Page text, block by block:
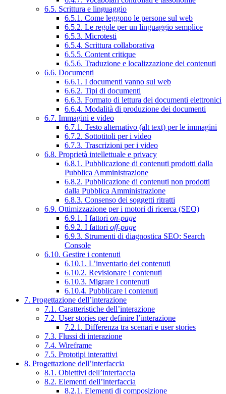
6.5. Scrittura e linguaggio
6.5.1. Come leggono le persone sul web
6.5.2. Le regole per un linguaggio semplice
6.5.3. Microtesti
6.5.4. Scrittura collaborativa
6.5.5. Content critique
6.5.6. Traduzione e localizzazione dei contenuti
6.6. Documenti
6.6.1. I documenti vanno sul web
6.6.2. Tipi di documenti
6.6.3. Formato di lettura dei documenti elettronici
6.6.4. Modalità di produzione dei documenti
6.7. Immagini e video
6.7.1. Testo alternativo (alt text) per le immagini
6.7.2. Sottotitoli per i video
6.7.3. Trascrizioni per i video
6.8. Proprietà intellettuale e privacy
6.8.1. Pubblicazione di contenuti prodotti dalla
Pubblica Amministrazione
6.8.2. Pubblicazione di contenuti non prodotti
dalla Pubblica Amministrazione
6.8.3. Consenso dei soggetti ritratti
6.9. Ottimizzazione per i motori di ricerca (SEO)
6.9.1. I fattori on-page
6.9.2. I fattori off-page
6.9.3. Strumenti di diagnostica SEO: Search
Console
6.10. Gestire i contenuti
6.10.1. L’inventario dei contenuti
6.10.2. Revisionare i contenuti
6.10.3. Migrare i contenuti
6.10.4. Pubblicare i contenuti
7. Progettazione dell’interazione
7.1. Caratteristiche dell’interazione
7.2. User stories per definire l’interazione
7.2.1. Differenza tra scenari e user stories
7.3. Flussi di interazione
7.4. Wireframe
7.5. Prototipi interattivi
8. Progettazione dell’interfaccia
8.1. Obiettivi dell’interfaccia
8.2. Elementi dell’interfaccia
8.2.1. Elementi di composizione